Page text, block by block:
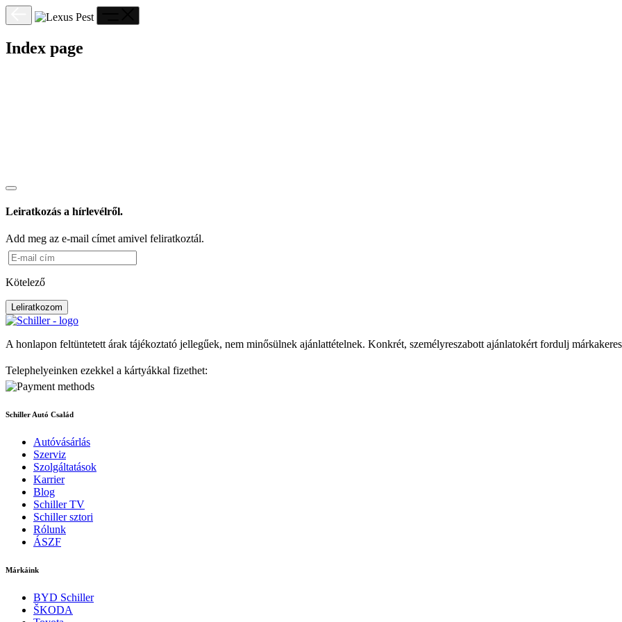
Index page
Leiratkozás a hírlevélről.
Add meg az e-mail címet amivel feliratkoztál.
Kötelező
Leliratkozom
A honlapon feltüntetett árak tájékoztató jellegűek, nem minősülnek ajánlattételnek. Konkrét, személyreszabott ajánlatokért fordulj
Telephelyeinken ezekkel a kártyákkal fizethet:
Schiller Autó Család
Autóvásárlás
Szerviz
Szolgáltatások
Karrier
Blog
Schiller TV
Schiller sztori
Rólunk
ÁSZF
Márkáink
BYD Schiller
ŠKODA